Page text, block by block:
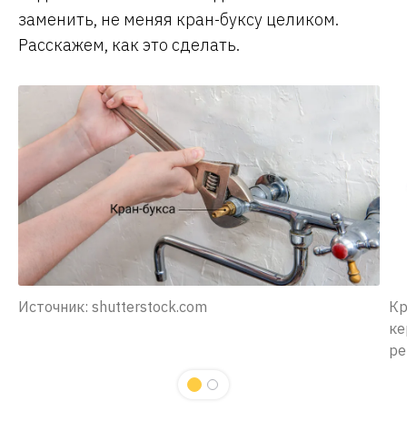
заменить, не меняя кран-буксу целиком.
Расскажем, как это сделать.
Источник: shutterstock.com